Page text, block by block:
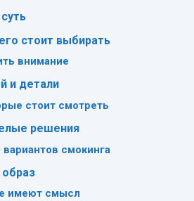
стоит выбирать
внимание
и детали
стоит смотреть
решения
смокинга
имеют смысл